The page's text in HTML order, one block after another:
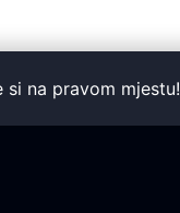
si na pravom mjestu!